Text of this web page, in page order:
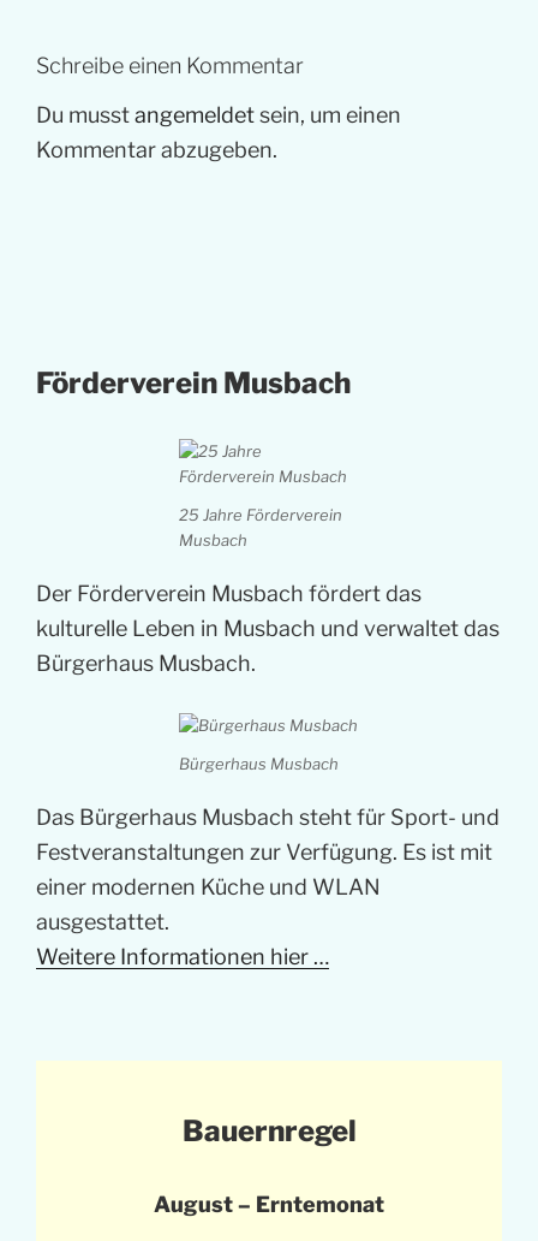
Schreibe einen Kommentar
Du musstangemeldetsein, um einen
Kommentar abzugeben.
Förderverein Musbach
25 Jahre Förderverein
Musbach
Der Förderverein Musbach fördert das
kulturelle Leben in Musbach und verwaltet das
Bürgerhaus Musbach.
Bürgerhaus Musbach
Das Bürgerhaus Musbach steht für Sport- und
Festveranstaltungen zur Verfügung. Es ist mit
einer modernen Küche und WLAN
ausgestattet.
Weitere Informationen hier …
Bauernregel
August – Erntemonat